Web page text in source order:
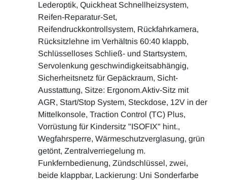
Lederoptik, Quickheat Schnellheizsystem,
Reifen-Reparatur-Set,
Reifendruckkontrollsystem, Rückfahrkamera,
Rücksitzlehne im Verhältnis 60:40 klappb,
Schlüsselloses Schließ- und Startsystem,
Servolenkung geschwindigkeitsabhängig,
Sicherheitsnetz für Gepäckraum, Sicht-
Ausstattung, Sitze: Ergonom.Aktiv-Sitz mit
AGR, Start/Stop System, Steckdose, 12V in der
Mittelkonsole, Traction Control (TC) Plus,
Vorrüstung für Kindersitz "ISOFIX" hint.,
Wegfahrsperre, Wärmeschutzverglasung, grün
getönt, Zentralverriegelung m.
Funkfernbedienung, Zündschlüssel, zwei,
beide klappbar, Lackierung: Uni Sonderfarbe